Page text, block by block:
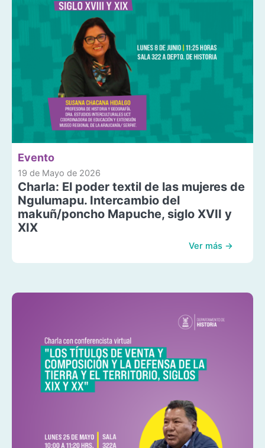
Evento
19 de Mayo de 2026
Charla: El poder textil de las mujeres de
Ngulumapu. Intercambio del
makuñ/poncho Mapuche, siglo XVII y
XIX
Ver más →